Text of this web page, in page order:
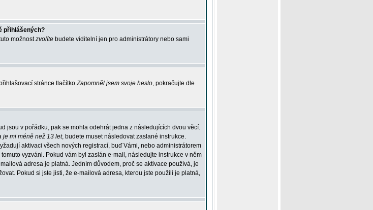
přihlášených?
možnostzvolíte budete viditelní jen pro administrátory nebo sami
stránce tlačítkoZapomněl jsem svoje heslo, pokračujte dle
jsou v pořádku, pak se mohla odehrát jedna z následujících dvou věcí.
je mi méně než 13 let, budete muset následovat zaslané instrukce.
aktivaci všech nových registrací, buď Vámi, nebo administrátorem
vyzváni. Pokud vám byl zaslán e-mail, následujte instrukce v něm
adresa je platná. Jedním důvodem, proč se aktivace používá, je
Pokud si jste jisti, že e-mailová adresa, kterou jste použili je platná,